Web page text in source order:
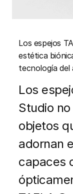
Los espejos
estética
tecnología del
Los
Studio
objetos
adornan
capaces